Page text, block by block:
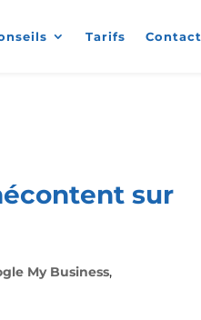
Tarifs Contact
sur
My Business,